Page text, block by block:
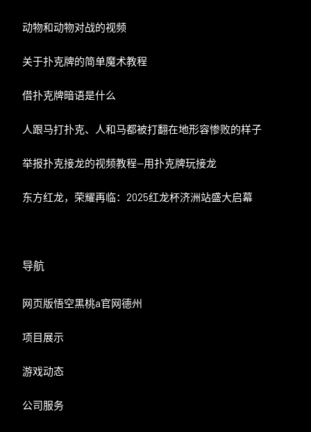
动物和动物对战的视频
关于扑克牌的简单魔术教程
借扑克牌暗语是什么
人跟马打扑克、人和马都被打翻在地形容惨败的样子
举报扑克接龙的视频教程—用扑克牌玩接龙
东方红龙，荣耀再临：2025红龙杯济洲站盛大启幕
导航
网页版悟空黑桃a官网德州
项目展示
游戏动态
公司服务